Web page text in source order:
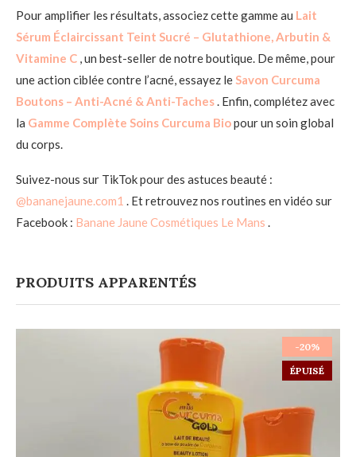
Pour amplifier les résultats, associez cette gamme au Lait
Sérum Éclaircissant Teint Sucré – Glutathione, Arbutin &
Vitamine C , un best-seller de notre boutique. De même, pour
une action ciblée contre l’acné, essayez leSavon Curcuma
Boutons – Anti-Acné & Anti-Taches. Enfin, complétez avec
la Gamme Complète Soins Curcuma Biopour un soin global
du corps.
Suivez-nous sur TikTok pour des astuces beauté :
@bananejaune.com1 . Et retrouvez nos routines en vidéo sur
Facebook : Banane Jaune Cosmétiques Le Mans .
PRODUITS APPARENTÉS
-20%
ÉPUISÉ